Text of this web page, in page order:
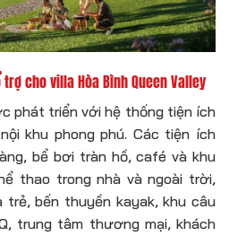
trợ chovilla Hòa BìnhQueen Valley
phát triển với hệ thống tiện ích
khu phong phú. Các tiện ích
bể bơi tràn hồ, café và khu
thao trong nhà và ngoài trời,
trẻ, bến thuyền kayak, khu câu
trung tâm thương mại, khách